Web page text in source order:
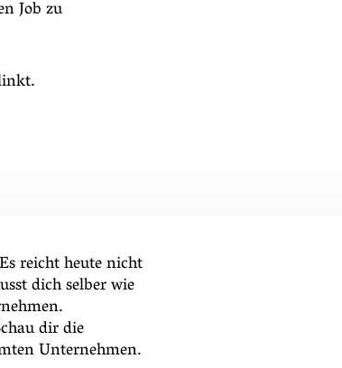
Job zu
reicht heute nicht
dich selber wie
dir die
Unternehmen.